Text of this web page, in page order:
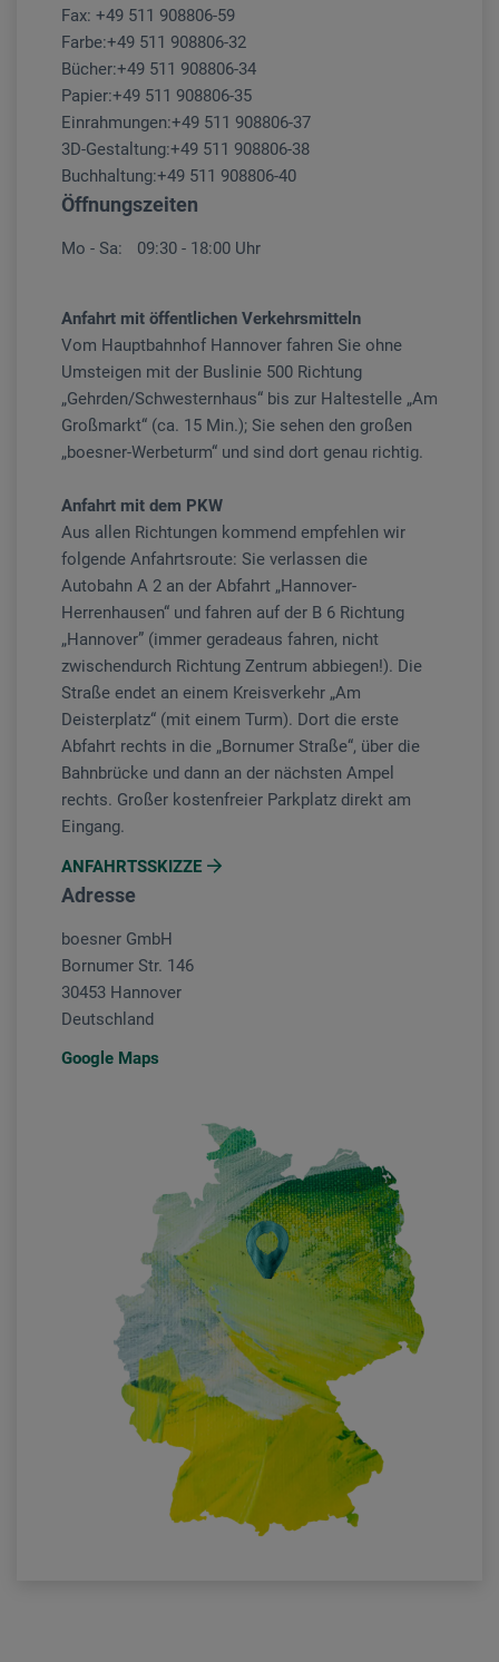
Fax: +49 511 908806-59
Farbe:+49 511 908806-32
Bücher:+49 511 908806-34
Papier:+49 511 908806-35
Einrahmungen:+49 511 908806-37
3D-Gestaltung:+49 511 908806-38
Buchhaltung:+49 511 908806-40
Öffnungszeiten
Mo - Sa: 09:30 - 18:00 Uhr
Anfahrt mit öffentlichen Verkehrsmitteln
Vom Hauptbahnhof Hannover fahren Sie ohne
Umsteigen mit der Buslinie 500 Richtung
„Gehrden/Schwesternhaus“ bis zur Haltestelle „Am
Großmarkt“ (ca. 15 Min.); Sie sehen den großen
„boesner-Werbeturm“ und sind dort genau richtig.
Anfahrt mit dem PKW
Aus allen Richtungen kommend empfehlen wir
folgende Anfahrtsroute: Sie verlassen die
Autobahn A 2 an der Abfahrt „Hannover-
Herrenhausen“ und fahren auf der B 6 Richtung
„Hannover” (immer geradeaus fahren, nicht
zwischendurch Richtung Zentrum abbiegen!). Die
Straße endet an einem Kreisverkehr „Am
Deisterplatz“ (mit einem Turm). Dort die erste
Abfahrt rechts in die „Bornumer Straße“, über die
Bahnbrücke und dann an der nächsten Ampel
rechts. Großer kostenfreier Parkplatz direkt am
Eingang.
ANFAHRTSSKIZZE
Adresse
boesner GmbH
Bornumer Str. 146
30453 Hannover
Deutschland
Google Maps